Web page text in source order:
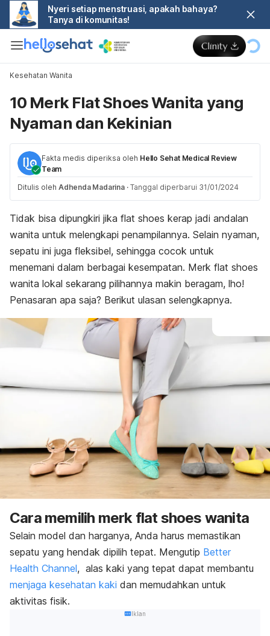
Nyeri setiap menstruasi, apakah bahaya?
Tanya di komunitas!
Kesehatan Wanita
10 Merk Flat Shoes Wanita yang
Nyaman dan Kekinian
Fakta medis diperiksa oleh Hello Sehat Medical Review
Team
Ditulis oleh Adhenda Madarina · Tanggal diperbarui 31/01/2024
Tidak bisa dipungkiri jika flat shoes kerap jadi andalan
wanita untuk melengkapi penampilannya. Selain nyaman,
sepatu ini juga fleksibel, sehingga cocok untuk
menemani dalam berbagai kesempatan. Merk flat shoes
wanita lokal sekarang pilihannya makin beragam, lho!
Penasaran apa saja? Berikut ulasan selengkapnya.
Cara memilih merkflat shoes wanita
Selain model dan harganya, Anda harus memastikan
sepatu yang hendak dipilih tepat. Mengutip Better
Health Channel, alas kaki yang tepat dapat membantu
menjaga kesehatan kaki dan memudahkan untuk
aktivitas fisik.
Iklan